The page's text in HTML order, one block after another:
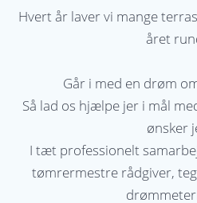
Hvert år laver vi mange
året
Går i med en drøm
Så lad os hjælpe jer i mål
ønsker
I tæt professionelt
tømrermestre rådgiver,